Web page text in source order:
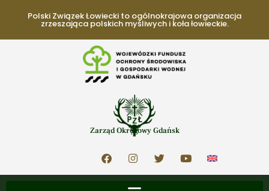
Polski Związek Łowiecki to ogólnokrajowa organizacja
zrzeszająca polskich myśliwych i koła łowieckie.
Zarząd Okręgowy Gdańsk